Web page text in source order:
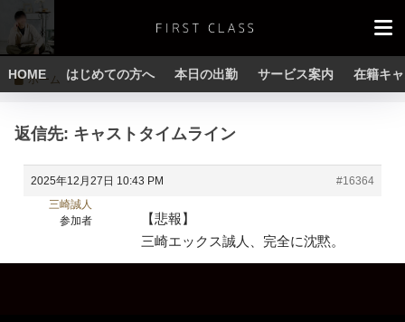
HOME はじめての方へ 本日の出勤 サービス案内 在籍キ
ホーム
返信先: キャストタイムライン
2025年12月27日 10:43 PM
#16364
三崎誠人
参加者
【悲報】
三崎エックス誠人、完全に沈黙。